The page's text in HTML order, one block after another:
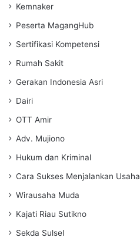
Kemnaker
Peserta MagangHub
Sertifikasi Kompetensi
Rumah Sakit
Gerakan Indonesia Asri
Dairi
OTT Amir
Adv. Mujiono
Hukum dan Kriminal
Cara Sukses Menjalankan Usaha
Wirausaha Muda
Kajati Riau Sutikno
Sekda Sulsel